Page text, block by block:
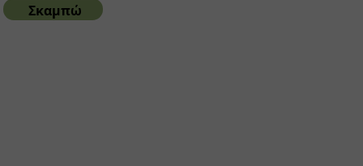
Σκαμπώ